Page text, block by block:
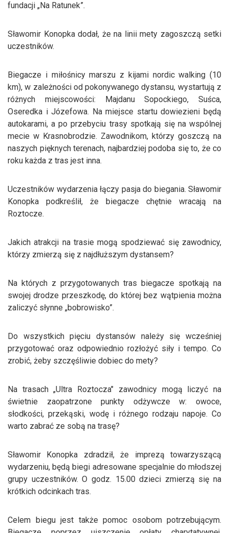
fundacji „Na Ratunek”.
Sławomir Konopka dodał, że na linii mety zagoszczą setki
uczestników.
Biegacze i miłośnicy marszu z kijami nordic walking (10
km), w zależności od pokonywanego dystansu, wystartują z
różnych miejscowości: Majdanu Sopockiego, Suśca,
Oseredka i Józefowa. Na miejsce startu dowiezieni będą
autokarami, a po przebyciu trasy spotkają się na wspólnej
mecie w Krasnobrodzie. Zawodnikom, którzy goszczą na
naszych pięknych terenach, najbardziej podoba się to, że co
roku każda z tras jest inna.
Uczestników wydarzenia łączy pasja do biegania. Sławomir
Konopka podkreślił, że biegacze chętnie wracają na
Roztocze.
Jakich atrakcji na trasie mogą spodziewać się zawodnicy,
którzy zmierzą się z najdłuższym dystansem?
Na których z przygotowanych tras biegacze spotkają na
swojej drodze przeszkodę, do której bez wątpienia można
zaliczyć słynne „bobrowisko”.
Do wszystkich pięciu dystansów należy się wcześniej
przygotować oraz odpowiednio rozłożyć siły i tempo. Co
zrobić, żeby szczęśliwie dobiec do mety?
Na trasach „Ultra Roztocza" zawodnicy mogą liczyć na
świetnie zaopatrzone punkty odżywcze w: owoce,
słodkości, przekąski, wodę i różnego rodzaju napoje. Co
warto zabrać ze sobą na trasę?
Sławomir Konopka zdradził, że imprezą towarzyszącą
wydarzeniu, będą biegi adresowane specjalnie do młodszej
grupy uczestników. O godz. 15.00 dzieci zmierzą się na
krótkich odcinkach tras.
Celem biegu jest także pomoc osobom potrzebującym.